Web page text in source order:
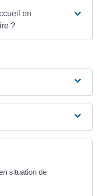
en
?
situation de